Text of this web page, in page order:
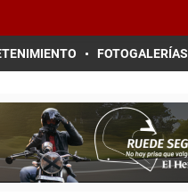
FOTOGALERÍAS